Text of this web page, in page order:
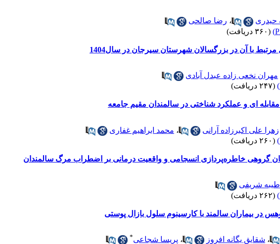
حیدری ، رضا صالحی
(۳۶۰ دریافت)
با آن در بزرگسالان شهرستان سیرجان در سال1404
مهران نخعی زاده عبدل آبادی
(۲۴۷ دریافت)
مقابله ای و عملکرد شناختی در سالمندان مقیم جامعه
زهرا علی اکبرزاده آرانی ، محمد ابراهیم غفاری
(۲۶۰ دریافت)
گروهی خاطره‌پردازی انسجامی و واقعیت درمانی بر اضطراب مرگ سالمندان
طیبه شریفی
(۲۶۲ دریافت)
در بیماران سالمند با کارسینوم سلول بازال پوستی
، شقایق یگانه افروز ، پریسا شجاعی*